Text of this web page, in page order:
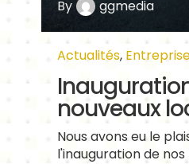
By ggmedia
Actualités,
nouveaux
Nous avons eu le
l'inauguration de